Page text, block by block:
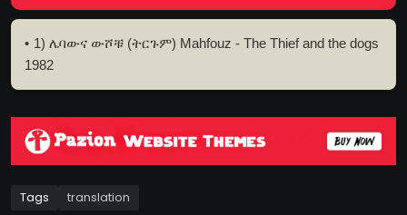
1) ሌባውና ውሾቹ (ትርጉም) Mahfouz - The Thief and the dogs
1982
Tags translation